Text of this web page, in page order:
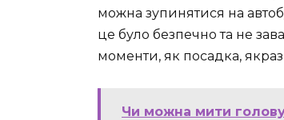
можна зупинятися на
це було безпечно та не
моменти, як посадка,
Чи можна мити